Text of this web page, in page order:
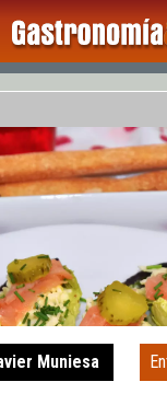
Muniesa